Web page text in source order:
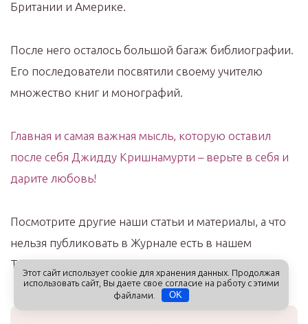
Британии и Америке.
После него осталось большой багаж библиографии.
Его последователи посвятили своему учителю
множество книг и монографий.
Главная и самая важная мысль, которую оставил
после себя Джидду Кришнамурти – верьте в себя и
дарите любовь!
Посмотрите другие наши статьи и материалы, а что
нельзя публиковать в Журнале есть в нашем
Телеграм-канале, ссылка ниже.
Этот сайт использует cookie для хранения данных. Продолжая
использовать сайт, Вы даете свое согласие на работу с этими
файлами.
OK